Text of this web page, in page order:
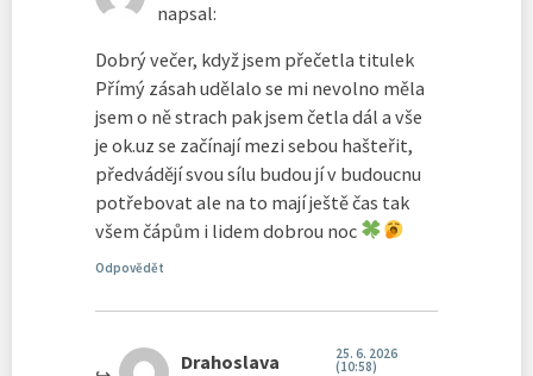
napsal:
Dobrý večer, když jsem přečetla titulek
Přímý zásah udělalo se mi nevolno měla
jsem o ně strach pak jsem četla dál a vše
je ok.uz se začínají mezi sebou hašteřit,
předvádějí svou sílu budou jí v budoucnu
potřebovat ale na to mají ještě čas tak
všem čápům i lidem dobrou noc
Odpovědět
Drahoslava
25. 6. 2026
(10:58)